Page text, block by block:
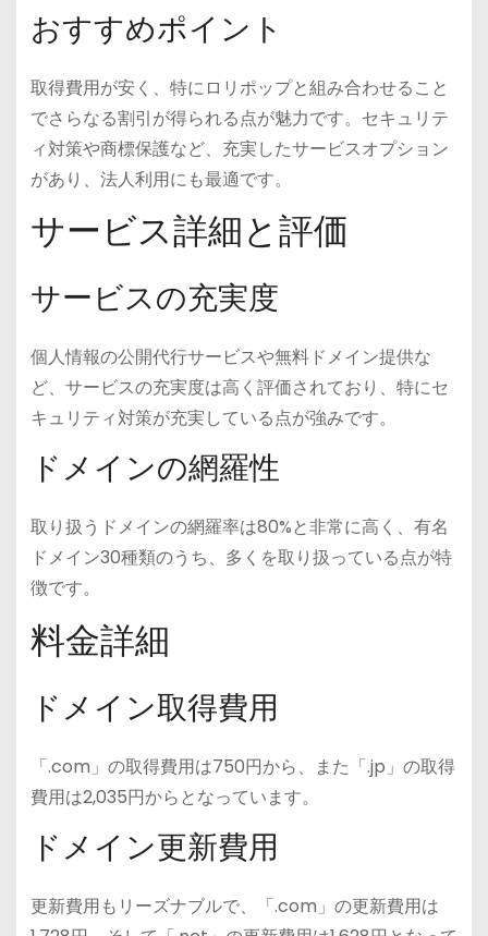
おすすめポイント
取得費用が安く、特にロリポップと組み合わせること
でさらなる割引が得られる点が魅力です。セキュリテ
ィ対策や商標保護など、充実したサービスオプション
があり、法人利用にも最適です。
サービス詳細と評価
サービスの充実度
個人情報の公開代行サービスや無料ドメイン提供な
ど、サービスの充実度は高く評価されており、特にセ
キュリティ対策が充実している点が強みです。
ドメインの網羅性
取り扱うドメインの網羅率は80%と非常に高く、有名
ドメイン30種類のうち、多くを取り扱っている点が特
徴です。
料金詳細
ドメイン取得費用
「.com」の取得費用は750円から、また「.jp」の取得
費用は2,035円からとなっています。
ドメイン更新費用
更新費用もリーズナブルで、「.com」の更新費用は